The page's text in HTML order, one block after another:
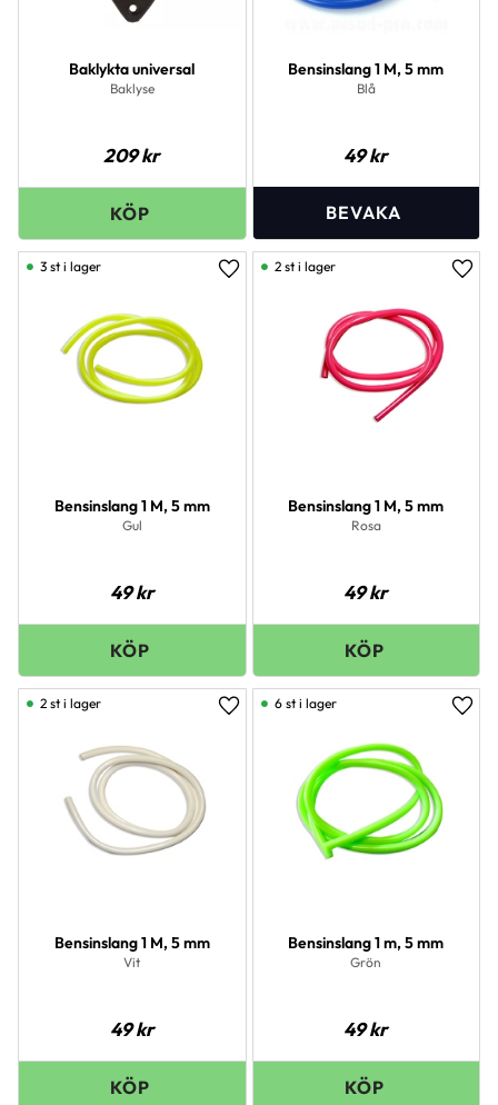
Baklykta universal
Baklyse
209kr
Bensinslang 1 M, 5 mm
Blå
49kr
Bensinslang 1 M, 5 mm
Gul
49kr
Lägg till i favoriter
3 st i lager
Bensinslang 1 M, 5 mm
Rosa
49kr
2 st i lager
Bensinslang 1 M, 5 mm
Vit
49kr
Lägg till i favoriter
2 st i lager
Bensinslang 1 m, 5 mm
Grön
49kr
6 st i lager